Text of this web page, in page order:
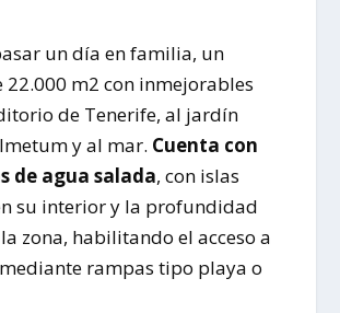
un día en familia, un
22.000 m2 con inmejorables
de Tenerife, al jardín
y al mar. Cuenta con
de agua salada, con islas
su interior y la profundidad
zona, habilitando el acceso a
rampas tipo playa o